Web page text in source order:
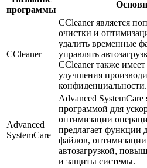
программы
CCleaner
CCleaner является
очистки и
удалить временные
управлять
CCleaner также
улучшения
конфиденциальности.
Advanced
SystemCare
Advanced SystemCare
программой для
оптимизации
предлагает функции
файлов, оптимизации
автозагрузкой,
и защиты системы.